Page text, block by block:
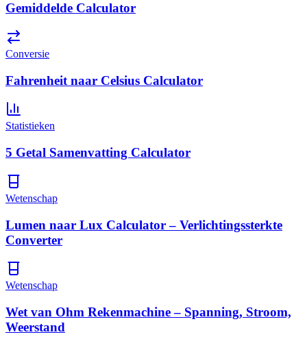
Gemiddelde Calculator
Conversie
Fahrenheit naar Celsius Calculator
Statistieken
5 Getal Samenvatting Calculator
Wetenschap
Lumen naar Lux Calculator – Verlichtingssterkte
Converter
Wetenschap
Wet van Ohm Rekenmachine – Spanning, Stroom,
Weerstand